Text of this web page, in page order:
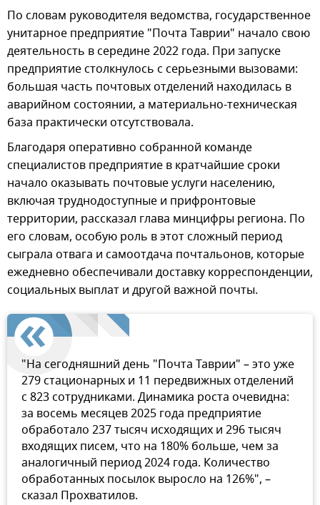
По словам руководителя ведомства, государственное
унитарное предприятие "Почта Таврии" начало свою
деятельность в середине 2022 года. При запуске
предприятие столкнулось с серьезными вызовами:
большая часть почтовых отделений находилась в
аварийном состоянии, а материально-техническая
база практически отсутствовала.
Благодаря оперативно собранной команде
специалистов предприятие в кратчайшие сроки
начало оказывать почтовые услуги населению,
включая труднодоступные и прифронтовые
территории, рассказал глава минцифры региона. По
его словам, особую роль в этот сложный период
сыграла отвага и самоотдача почтальонов, которые
ежедневно обеспечивали доставку корреспонденции,
социальных выплат и другой важной почты.
"На сегодняшний день "Почта Таврии" – это уже
279 стационарных и 11 передвижных отделений
с 823 сотрудниками. Динамика роста очевидна:
за восемь месяцев 2025 года предприятие
обработало 237 тысяч исходящих и 296 тысяч
входящих писем, что на 180% больше, чем за
аналогичный период 2024 года. Количество
обработанных посылок выросло на 126%", –
сказал Прохватилов.